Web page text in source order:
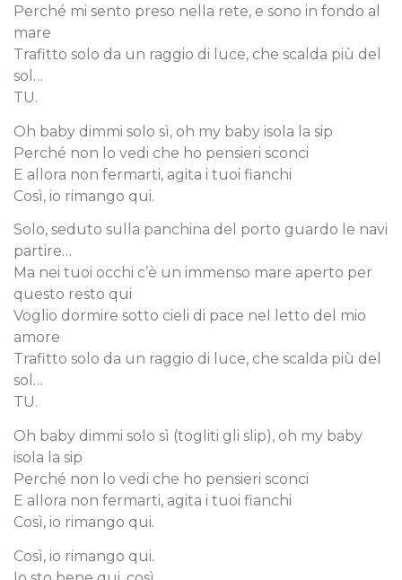
Perché mi sento preso nella rete, e sono in fondo al
mare
Trafitto solo da un raggio di luce, che scalda più del
sol…
TU.
Oh baby dimmi solo sì, oh my baby isola la sip
Perché non lo vedi che ho pensieri sconci
E allora non fermarti, agita i tuoi fianchi
Così, io rimango qui.
Solo, seduto sulla panchina del porto guardo le navi
partire…
Ma nei tuoi occhi c’è un immenso mare aperto per
questo resto qui
Voglio dormire sotto cieli di pace nel letto del mio
amore
Trafitto solo da un raggio di luce, che scalda più del
sol…
TU.
Oh baby dimmi solo sì (togliti gli slip), oh my baby
isola la sip
Perché non lo vedi che ho pensieri sconci
E allora non fermarti, agita i tuoi fianchi
Così, io rimango qui.
Così, io rimango qui.